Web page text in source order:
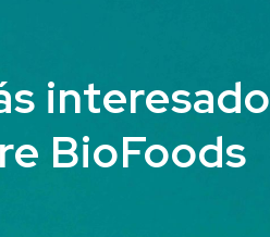
interesado
BioFoods